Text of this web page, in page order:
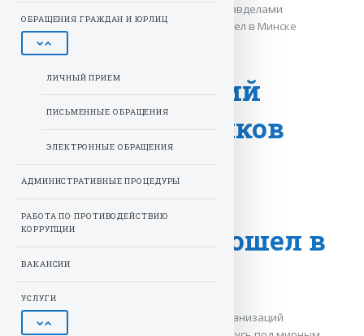
организаций Управделами
Президента прошел в Минске
Патриотический
форум работников
организаций
Управделами
Президента прошел в
Минске
Патриотический форум работников организаций
ОБРАЩЕНИЯ ГРАЖДАН И ЮРЛИЦ
ЛИЧНЫЙ ПРИЕМ
ПИСЬМЕННЫЕ ОБРАЩЕНИЯ
ЭЛЕКТРОННЫЕ ОБРАЩЕНИЯ
АДМИНИСТРАТИВНЫЕ ПРОЦЕДУРЫ
РАБОТА ПО ПРОТИВОДЕЙСТВИЮ
КОРРУПЦИИ
ВАКАНСИИ
УСЛУГИ